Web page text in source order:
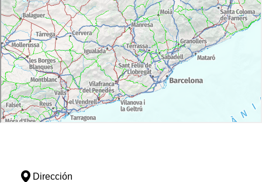
Dirección